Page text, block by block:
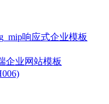
响应式企业模板
企业网站模板